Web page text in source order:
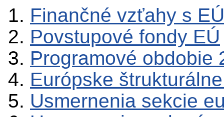
Finančné vzťahy s EÚ
Povstupové fondy EÚ
Programové obdobie
Európske
Usmernenia sekcie